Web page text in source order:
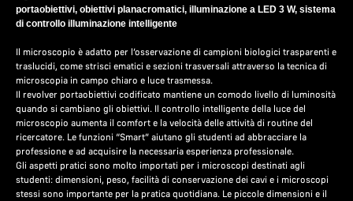
portaobiettivi, obiettivi planacromatici, illuminazione a LED 3 W, sistema
di controllo illuminazione intelligente
Il microscopio è adatto per l’osservazione di campioni biologici trasparenti e
traslucidi, come strisci ematici e sezioni trasversali attraverso la tecnica di
microscopia in campo chiaro e luce trasmessa.
Il revolver portaobiettivi codificato mantiene un comodo livello di luminosità
quando si cambiano gli obiettivi. Il controllo intelligente della luce del
microscopio aumenta il comfort e la velocità delle attività di routine del
ricercatore. Le funzioni “Smart” aiutano gli studenti ad abbracciare la
professione e ad acquisire la necessaria esperienza professionale.
Gli aspetti pratici sono molto importati per i microscopi destinati agli
studenti: dimensioni, peso, facilità di conservazione dei cavi e i microscopi
stessi sono importante per la pratica quotidiana. Le piccole dimensioni e il